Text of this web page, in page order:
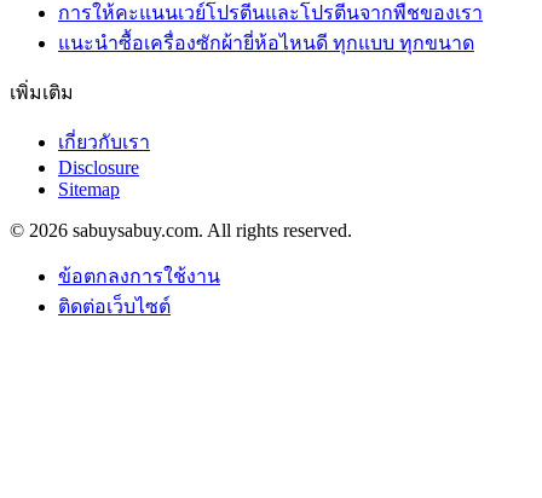
การให้คะแนนเวย์โปรตีนและโปรตีนจากพืชของเรา
แนะนำซื้อเครื่องซักผ้ายี่ห้อไหนดี ทุกแบบ ทุกขนาด
เพิ่มเติม
เกี่ยวกับเรา
Disclosure
Sitemap
© 2026 sabuysabuy.com. All rights reserved.
ข้อตกลงการใช้งาน
ติดต่อเว็บไซต์